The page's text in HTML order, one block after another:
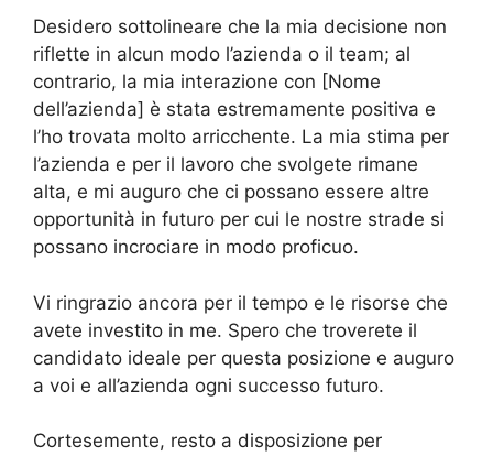
Desidero sottolineare che la mia decisione non
riflette in alcun modo l’azienda o il team; al
contrario, la mia interazione con [Nome
dell’azienda] è stata estremamente positiva e
l’ho trovata molto arricchente. La mia stima per
l’azienda e per il lavoro che svolgete rimane
alta, e mi auguro che ci possano essere altre
opportunità in futuro per cui le nostre strade si
possano incrociare in modo proficuo.
Vi ringrazio ancora per il tempo e le risorse che
avete investito in me. Spero che troverete il
candidato ideale per questa posizione e auguro
a voi e all’azienda ogni successo futuro.
Cortesemente, resto a disposizione per